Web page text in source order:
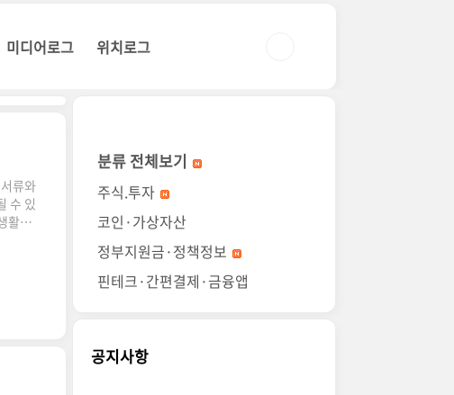
미디어로그 위치로그
류와
수 있
활밀
간
기·
분류 전체보기
주식.투자
코인·가상자산
정부지원금·정책정보
핀테크·간편결제·금융앱
공지사항